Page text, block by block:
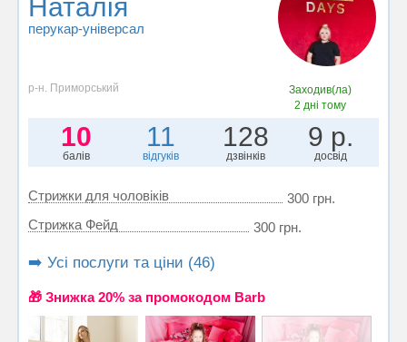
Наталія
перукар-універсал
р-н. Приморський
Заходив(ла)
2 дні тому
10
балів
11
відгуків
128
дзвінків
9 р.
досвід
Стрижки для чоловіків
300 грн.
Стрижка Фейд
300 грн.
➡️ Усі послуги та ціни (46)
🎁 Знижка 20% за промокодом Barb